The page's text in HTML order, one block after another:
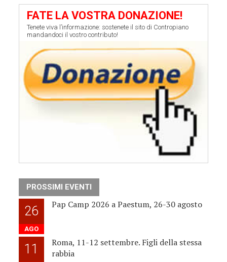
FATE LA VOSTRA DONAZIONE!
Tenete viva l’informazione: sostenete il sito di Contropiano
mandandoci il vostro contributo!
PROSSIMI EVENTI
26
AGO
Pap Camp 2026 a Paestum, 26-30 agosto
11
Roma, 11-12 settembre. Figli della stessa
rabbia